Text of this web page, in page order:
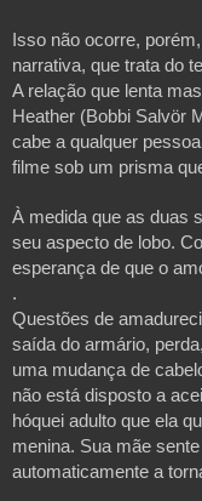
Isso não ocorre,
narrativa, que trata do
A relação que lenta
Heather (Bobbi Salvör
cabe a qualquer
filme sob um prisma
À medida que as duas
seu aspecto de lobo.
esperança de que o
.
Questões de
saída do armário,
uma mudança de
não está disposto a
hóquei adulto que ela
menina. Sua mãe
automaticamente a